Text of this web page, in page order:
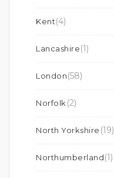
Kent(4)
Lancashire(1)
London(58)
Norfolk (2)
North Yorkshire (19)
Northumberland(1)